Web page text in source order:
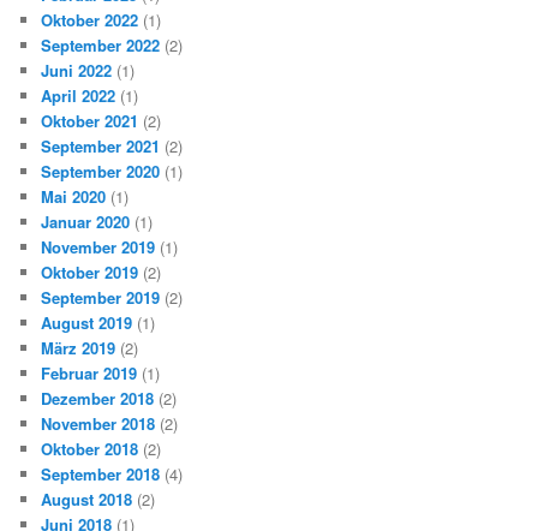
Oktober 2022 (1)
September 2022 (2)
Juni 2022 (1)
April 2022 (1)
Oktober 2021 (2)
September 2021 (2)
September 2020 (1)
Mai 2020 (1)
Januar 2020 (1)
November 2019 (1)
Oktober 2019 (2)
September 2019 (2)
August 2019 (1)
März 2019 (2)
Februar 2019 (1)
Dezember 2018 (2)
November 2018 (2)
Oktober 2018 (2)
September 2018 (4)
August 2018 (2)
Juni 2018 (1)